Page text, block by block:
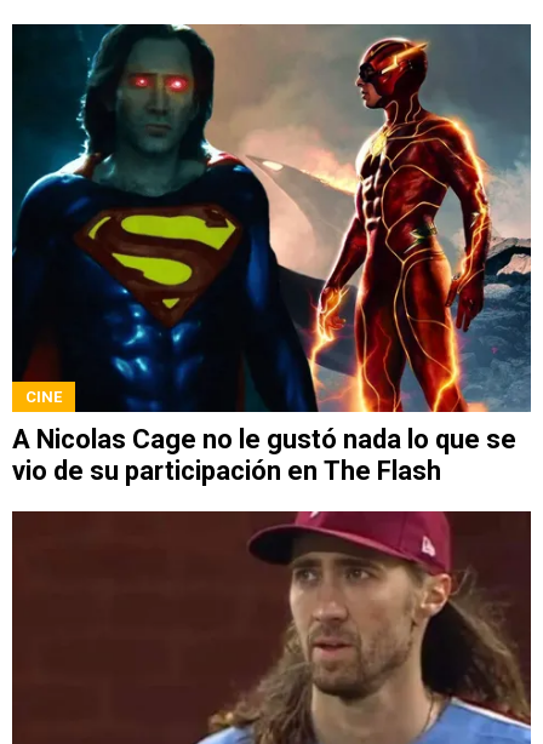
CINE
A Nicolas Cage no le gustó nada lo que se
vio de su participación en The Flash